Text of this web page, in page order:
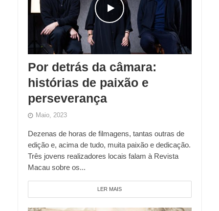
Por detrás da câmara:
histórias de paixão e
perseverança
Maio, 2023
Dezenas de horas de filmagens, tantas outras de
edição e, acima de tudo, muita paixão e dedicação.
Três jovens realizadores locais falam à Revista
Macau sobre os...
LER MAIS